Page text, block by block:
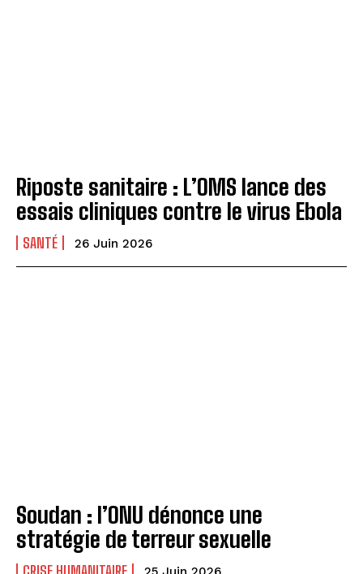
Riposte sanitaire : L’OMS lance des
essais cliniques contre le virus Ebola
SANTÉ 26 Juin 2026
Soudan : l’ONU dénonce une
stratégie de terreur sexuelle